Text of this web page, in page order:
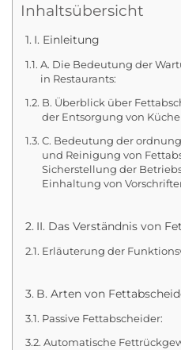
Inhaltsübersicht
I. Einleitung
A. Die Bedeutung der
in Restaurants:
B. Überblick über
der Entsorgung von
C. Bedeutung der
und Reinigung von
Sicherstellung der
Einhaltung von
II. Das Verständnis von
Erläuterung der
B. Arten von
Passive Fettabscheider:
Automatische